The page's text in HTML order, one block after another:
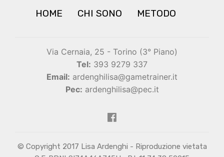
HOME CHI SONO METODO
Via Cernaia, 25 - Torino (3° Piano)
Tel: 393 9279 337
Email: ardenghilisa@gametrainer.it
Pec: ardenghilisa@pec.it
© Copyright 2017 Lisa Ardenghi - Riproduzione vietata